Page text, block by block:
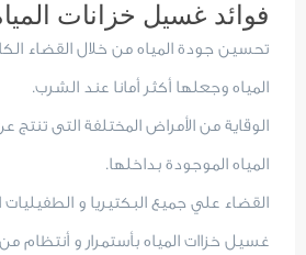
فوائد غسيل خزانات
تحسين جودة المياه من خلال القضاء
المياه وجعلها أكثر أمانا عند الشرب.
الوقاية من الأمراض المختلفة التى
المياه الموجودة بداخلها.
القضاء علي جميع البكتيريا و
غسيل خزاات المياه بأستمرار و